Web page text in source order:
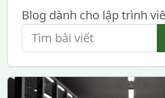
Blog dành cho lập trình
Tìm bài viết